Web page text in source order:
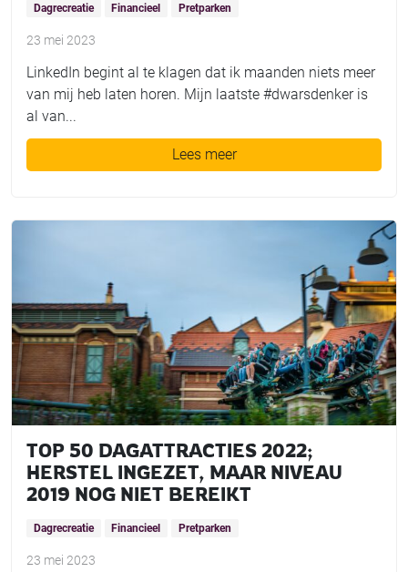
Dagrecreatie Financieel Pretparken
23 mei 2023
LinkedIn begint al te klagen dat ik maanden niets meer
van mij heb laten horen. Mijn laatste #dwarsdenker is
al van...
Lees meer
TOP 50 DAGATTRACTIES 2022;
HERSTEL INGEZET, MAAR NIVEAU
2019 NOG NIET BEREIKT
Dagrecreatie Financieel Pretparken
23 mei 2023